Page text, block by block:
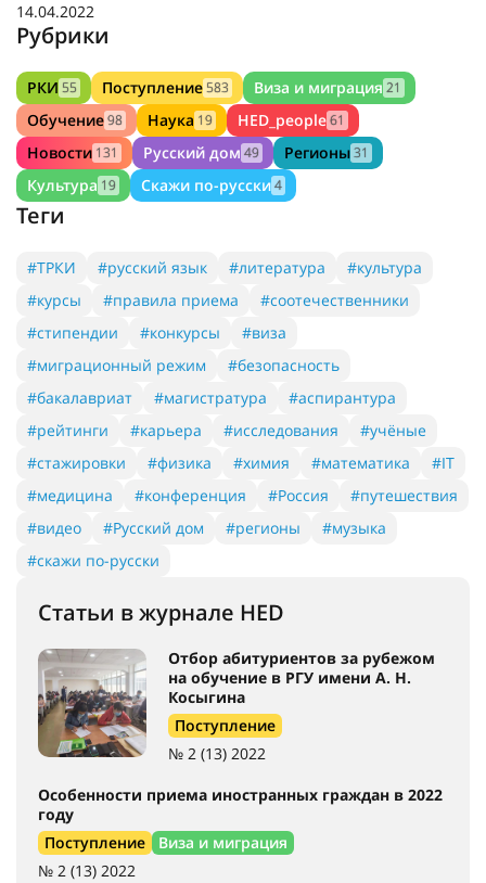
14.04.2022
Рубрики
РКИ 55 Поступление583 Виза и миграция 21
Обучение98 Наука 19 HED_people61
Новости 131 Русский дом 49 Регионы31
Культура 19 Скажи по-русски4
Теги
#ТРКИ #русский язык #литература
#культура
#курсы
#правила приема
#соотечественники
#стипендии
#конкурсы
#виза
#миграционный режим
#безопасность
#бакалавриат
#магистратура
#аспирантура
#рейтинги
#карьера #исследования
#учёные
#стажировки
#физика #химия #математика
#IT
#медицина
#конференция #Россия
#путешествия
#видео
#Русский дом #регионы
#музыка
#скажи по-русски
Статьи в журнале HED
Отбор абитуриентов за рубежом
на обучение в РГУ имени А. Н.
Косыгина
Поступление
№ 2 (13) 2022
Особенности приема иностранных граждан в 2022
году
Поступление
Виза и миграция
№ 2 (13) 2022